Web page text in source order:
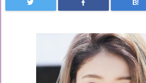
B!